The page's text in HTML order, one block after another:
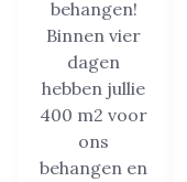
behangen!
Binnen vier
dagen
hebben jullie
400 m2 voor
ons
behangen en